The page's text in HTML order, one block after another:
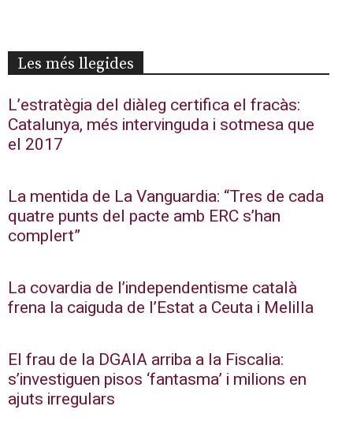
Les més llegides
L’estratègia del diàleg certifica el fracàs:
Catalunya, més intervinguda i sotmesa que
el 2017
La mentida de La Vanguardia: “Tres de cada
quatre punts del pacte amb ERC s’han
complert”
La covardia de l’independentisme català
frena la caiguda de l’Estat a Ceuta i Melilla
El frau de la DGAIA arriba a la Fiscalia:
s’investiguen pisos ‘fantasma’ i milions en
ajuts irregulars